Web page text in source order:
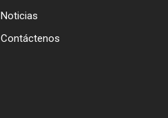
Noticias
Contáctenos